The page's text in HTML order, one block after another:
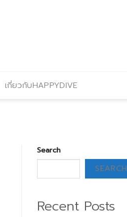
เกี่ยวกับHAPPYDIVE
Search
SEARCH
Recent Posts